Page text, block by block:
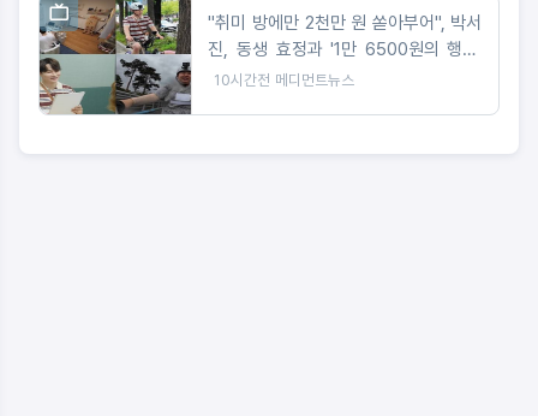
"취미 방에만 2천만 원 쏟아부어", 박서
진, 동생 효정과 '1만 6500원의 행복'
도전
10시간전 메디먼트뉴스